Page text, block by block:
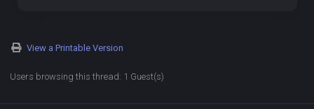
View a Printable Version
Users browsing this thread: 1 Guest(s)